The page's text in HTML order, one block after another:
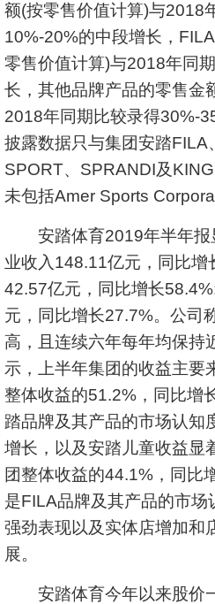
额(按零售价值计算)与2018
10%-20%的中段增长，
零售价值计算)与2018年同
长，其他品牌产品的零售金
2018年同期比较录得30%-
披露数据只与集团安踏
SPORT、SPRANDI及
未包括Amer Sports
安踏体育2019年半年报
业收入148.11亿元，同比增
42.57亿元，同比增长
元，同比增长27.7%。公司
高，且连续六年每年均保持
示，上半年集团的收益主要
整体收益的51.2%，同比增
踏品牌及其产品的市场认知
增长，以及安踏儿童收益显
团整体收益的44.1%，同比
是FILA品牌及其产品的市场
强劲表现以及实体店增加和
展。
安踏体育今年以来股价